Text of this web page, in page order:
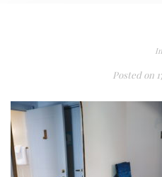
In
Posted on